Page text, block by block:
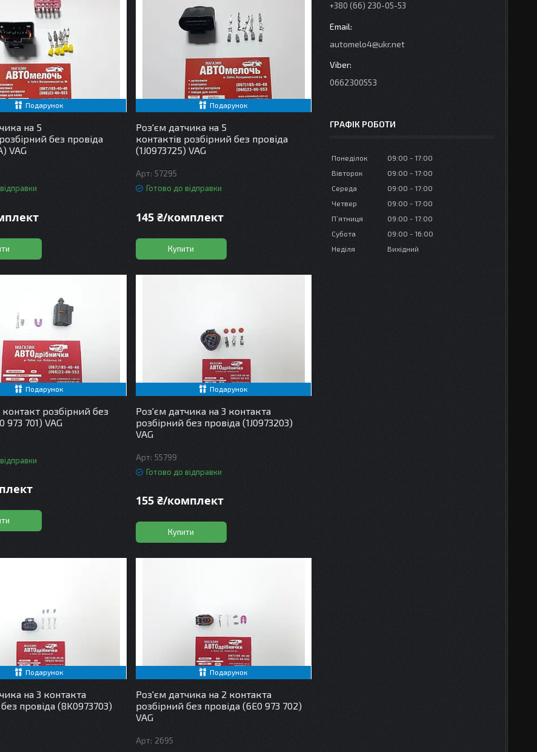
Подарунок
на 5
без провіда
VAG
Подарунок
Роз'єм датчика на 5
контактів розбірний без провіда
(1J0973725) VAG
57295
Готово до відправки
145 ₴/комплект
Купити
Подарунок
контакт розбірний без
973 701) VAG
Подарунок
Роз'єм датчика на 3 контакта
розбірний без провіда (1J0973203)
VAG
55799
Готово до відправки
155 ₴/комплект
Купити
Подарунок
на 3 контакта
провіда (8K0973703)
Подарунок
Роз'єм датчика на 2 контакта
розбірний без провіда (6E0 973 702)
VAG
2695
+380 (66) 230-05-53
automelo4@ukr.net
0662300553
ГРАФІК РОБОТИ
Понеділок 09:00
17:00
Вівторок
09:00
17:00
Середа
09:00
17:00
Четвер
09:00
17:00
Пʼятниця
09:00
17:00
Субота
09:00
16:00
Неділя
Вихідний